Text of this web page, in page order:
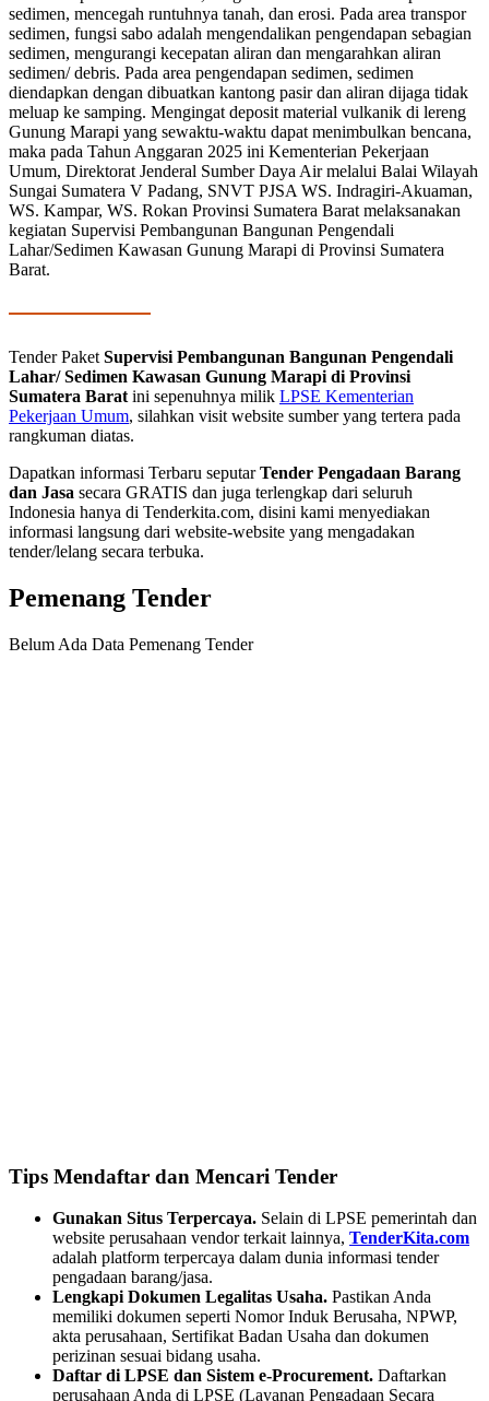
sedimen, mencegah runtuhnya tanah, dan erosi. Pada area transpor
sedimen, fungsi sabo adalah mengendalikan pengendapan sebagian
sedimen, mengurangi kecepatan aliran dan mengarahkan aliran
sedimen/ debris. Pada area pengendapan sedimen, sedimen
diendapkan dengan dibuatkan kantong pasir dan aliran dijaga tidak
meluap ke samping. Mengingat deposit material vulkanik di lereng
Gunung Marapi yang sewaktu-waktu dapat menimbulkan bencana,
maka pada Tahun Anggaran 2025 ini Kementerian Pekerjaan
Umum, Direktorat Jenderal Sumber Daya Air melalui Balai Wilayah
Sungai Sumatera V Padang, SNVT PJSA WS. Indragiri-Akuaman,
WS. Kampar, WS. Rokan Provinsi Sumatera Barat melaksanakan
kegiatan Supervisi Pembangunan Bangunan Pengendali
Lahar/Sedimen Kawasan Gunung Marapi di Provinsi Sumatera
Barat.
Tender Paket Supervisi Pembangunan Bangunan Pengendali
Lahar/ Sedimen Kawasan Gunung Marapi di Provinsi
Sumatera Barat ini sepenuhnya milik LPSE Kementerian
Pekerjaan Umum, silahkan visit website sumber yang tertera pada
rangkuman diatas.
Dapatkan informasi Terbaru seputarTender Pengadaan Barang
dan Jasa secara GRATIS dan juga terlengkap dari seluruh
Indonesia hanya di Tenderkita.com, disini kami menyediakan
informasi langsung dari website-website yang mengadakan
tender/lelang secara terbuka.
Pemenang Tender
Belum Ada Data Pemenang Tender
Tips Mendaftar dan Mencari Tender
Gunakan Situs Terpercaya. Selain di LPSE pemerintah dan
website perusahaan vendor terkait lainnya, TenderKita.com
adalah platform terpercaya dalam dunia informasi tender
pengadaan barang/jasa.
Lengkapi Dokumen Legalitas Usaha. Pastikan Anda
memiliki dokumen seperti Nomor Induk Berusaha, NPWP,
akta perusahaan, Sertifikat Badan Usaha dan dokumen
perizinan sesuai bidang usaha.
Daftar di LPSE dan Sistem e-Procurement. Daftarkan
perusahaan Anda di LPSE (Layanan Pengadaan Secara